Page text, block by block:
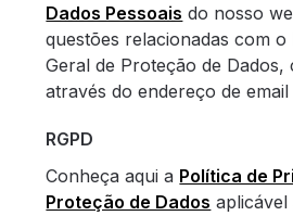
Dados Pessoais do nosso
questões relacionadas com o
Geral de Proteção de Dados,
através do endereço de
RGPD
Conheça aqui a Política de
Proteção de Dados aplicável